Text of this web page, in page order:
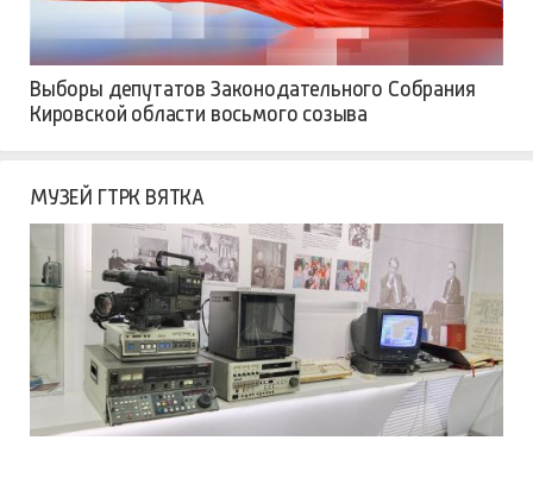
Выборы депутатов Законодательного Собрания
Кировской области восьмого созыва
МУЗЕЙ ГТРК ВЯТКА